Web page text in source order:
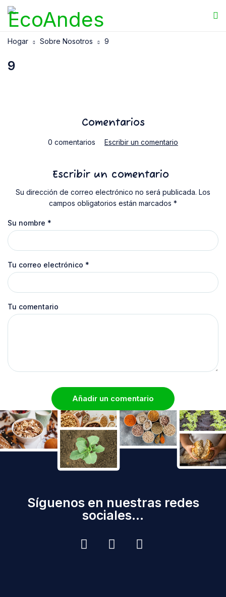
9
Hogar Sobre Nosotros 9
Comentarios
0 comentarios Escribir un comentario
Escribir un comentario
Su dirección de correo electrónico no será publicada. Los
campos obligatorios están marcados *
Su nombre *
Tu correo electrónico *
Tu comentario
Añadir un comentario
Síguenos en nuestras redes
sociales...